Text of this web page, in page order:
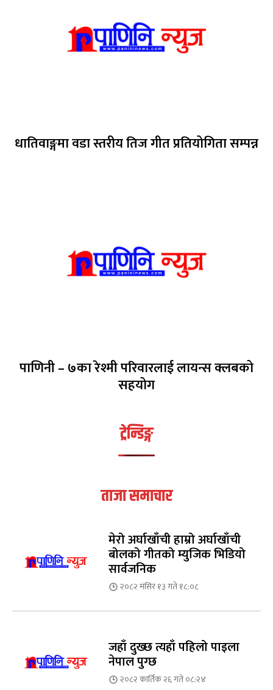
धातिवाङ्गमा वडा स्तरीय तिज गीत प्रतियोगिता सम्पन्न
पाणिनी – ७का रेश्मी परिवारलाई लायन्स क्लबको
सहयोग
ट्रेन्डिङ्ग
ताजा समाचार
मेरो अर्घाखाँची हाम्रो अर्घाखाँची
बोलको गीतको म्युजिक भिडियो
सार्वजनिक
२०८२ मंसिर १३ गते १८:०८
जहाँ दुख्छ त्यहाँ पहिलो पाइला
नेपाल पुग्छ
२०८२ कार्तिक २६ गते ०८:२४